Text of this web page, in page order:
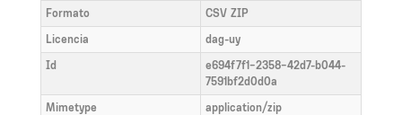
Formato
CSV ZIP
Licencia
dag-uy
Id
e694f7f1-2358-42d7-b044-
7591bf2d0d0a
Mimetype
application/zip